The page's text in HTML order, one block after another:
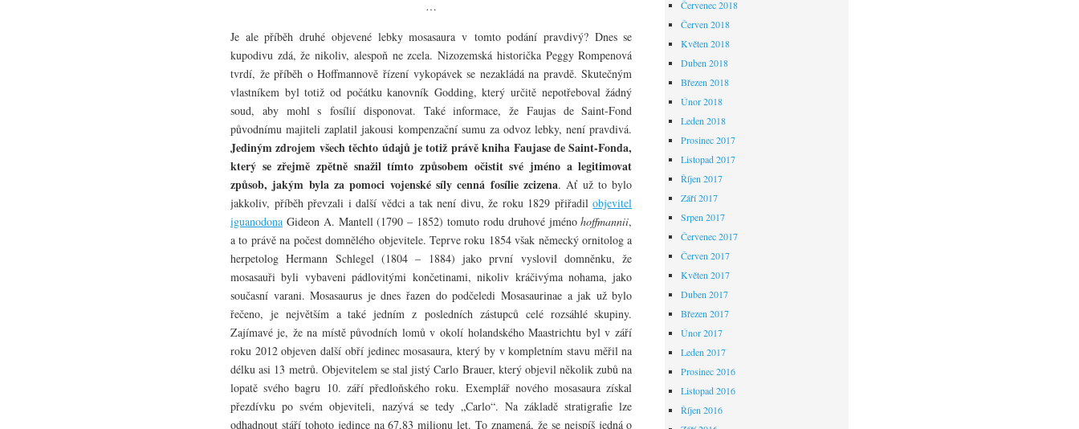
…
Je ale příběh druhé objevené lebky mosasaura v tomto podání pravdivý? Dnes se
kupodivu zdá, že nikoliv, alespoň ne zcela. Nizozemská historička Peggy Rompenová
tvrdí, že příběh o Hoffmannově řízení vykopávek se nezakládá na pravdě. Skutečným
vlastníkem byl totiž od počátku kanovník Godding, který určitě nepotřeboval žádný
soud, aby mohl s fosílií disponovat. Také informace, že Faujas de Saint-Fond
původnímu majiteli zaplatil jakousi kompenzační sumu za odvoz lebky, není pravdivá.
Jediným zdrojem všech těchto údajů je totiž právě kniha Faujase de Saint-Fonda,
který se zřejmě zpětně snažil tímto způsobem očistit své jméno a legitimovat
způsob, jakým byla za pomoci vojenské síly cenná fosílie zcizena. Ať už to bylo
jakkoliv, příběh převzali i další vědci a tak není divu, že roku 1829 přiřadilobjevitel
iguanodona Gideon A. Mantell (1790 – 1852) tomuto rodu druhové jménohoffmannii,
a to právě na počest domnělého objevitele. Teprve roku 1854 však německý ornitolog a
herpetolog Hermann Schlegel (1804 – 1884) jako první vyslovil domněnku, že
mosasauři byli vybaveni pádlovitými končetinami, nikoliv kráčivýma nohama, jako
současní varani. Mosasaurus je dnes řazen do podčeledi Mosasaurinae a jak už bylo
řečeno, je největším a také jedním z posledních zástupců celé rozsáhlé skupiny.
Zajímavé je, že na místě původních lomů v okolí holandského Maastrichtu byl v září
roku 2012 objeven další obří jedinec mosasaura, který by v kompletním stavu měřil na
délku asi 13 metrů. Objevitelem se stal jistý Carlo Brauer, který objevil několik zubů na
lopatě svého bagru 10. září předloňského roku. Exemplář nového mosasaura získal
přezdívku po svém objeviteli, nazývá se tedy „Carlo“. Na základě stratigrafie lze
odhadnout stáří tohoto jedince na 67,83 milionu let. To znamená, že se nejspíš jedná o
Červenec 2018
Červen 2018
Květen 2018
Duben 2018
Březen 2018
Únor 2018
Leden 2018
Prosinec 2017
Listopad 2017
Říjen 2017
Září 2017
Srpen 2017
Červenec 2017
Červen 2017
Květen 2017
Duben 2017
Březen 2017
Únor 2017
Leden 2017
Prosinec 2016
Listopad 2016
Říjen 2016